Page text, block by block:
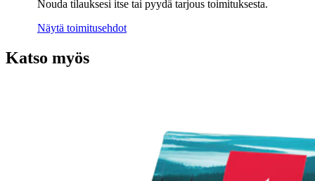
Nouda tilauksesi itse tai pyydä tarjous toimituksesta.
Näytä toimitusehdot
Katso myös